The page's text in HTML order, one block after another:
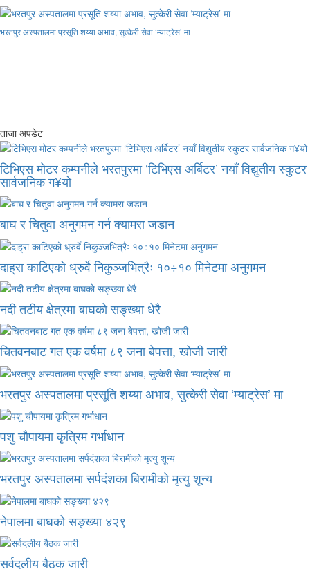
भरतपुर अस्पतालमा प्रसूति शय्या अभाव, सुत्केरी सेवा ‘म्याट्रेस’ मा
ताजा अपडेट
टिभिएस मोटर कम्पनीले भरतपुरमा ‘टिभिएस अर्बिटर’ नयाँ विद्युतीय स्कुटर
सार्वजनिक ग¥यो
बाघ र चितुवा अनुगमन गर्न क्यामरा जडान
दाह्रा काटिएको ध्रुर्वे निकुञ्जभित्रैः १०÷१० मिनेटमा अनुगमन
नदी तटीय क्षेत्रमा बाघको सङ्ख्या धेरै
चितवनबाट गत एक वर्षमा ८९ जना बेपत्ता, खोजी जारी
भरतपुर अस्पतालमा प्रसूति शय्या अभाव, सुत्केरी सेवा ‘म्याट्रेस’ मा
पशु चौपायमा कृत्रिम गर्भाधान
भरतपुर अस्पतालमा सर्पदंशका बिरामीको मृत्यु शून्य
नेपालमा बाघको सङ्ख्या ४२९
सर्वदलीय बैठक जारी